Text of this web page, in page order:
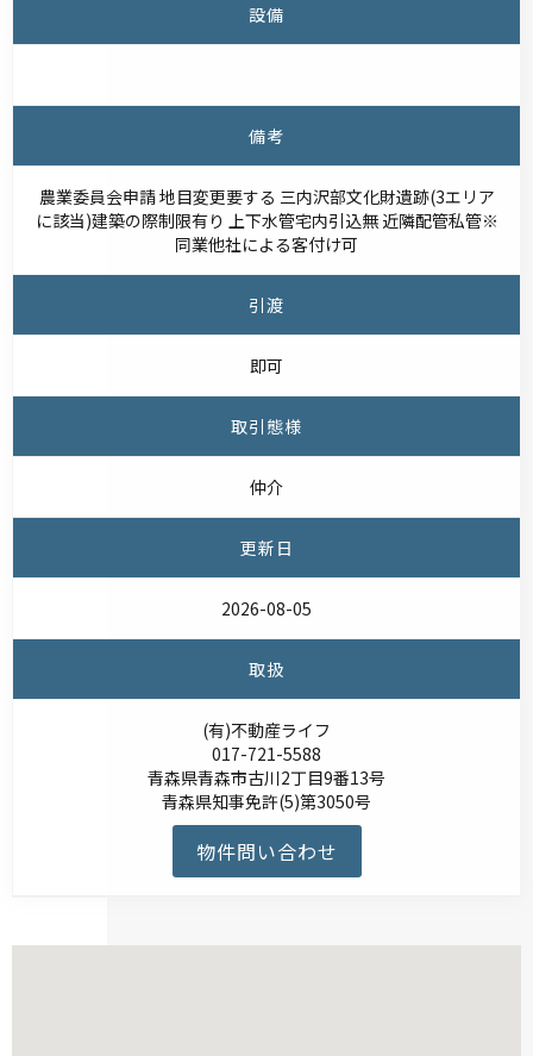
設備
備考
農業委員会申請 地目変更要する 三内沢部文化財遺跡(3エリア
に該当)建築の際制限有り 上下水管宅内引込無 近隣配管私管※
同業他社による客付け可
引渡
即可
取引態様
仲介
更新日
2026-08-05
取扱
(有)不動産ライフ
017-721-5588
青森県青森市古川2丁目9番13号
青森県知事免許(5)第3050号
物件問い合わせ